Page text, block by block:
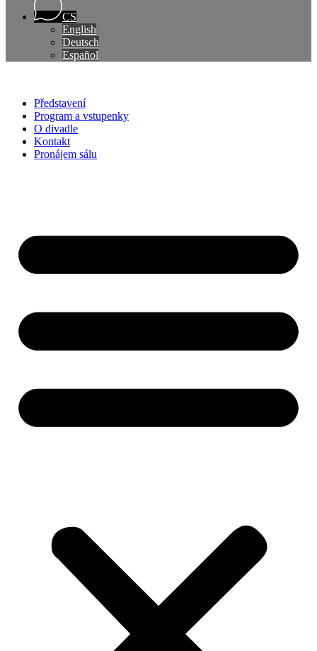
CS
English
Deutsch
Español
Představení
Program a vstupenky
O divadle
Kontakt
Pronájem sálu